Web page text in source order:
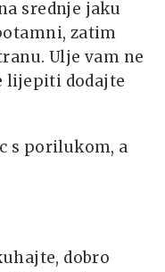
srednje jaku
zatim
Ulje vam ne
lijepiti dodajte
s porilukom, a
dobro